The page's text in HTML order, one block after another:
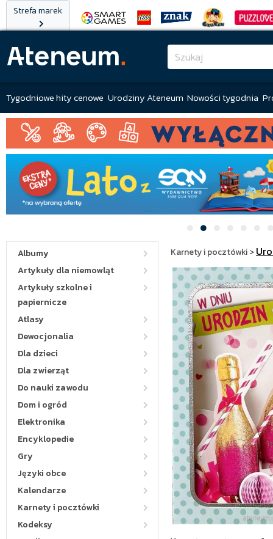
Strefa marek
Tygodniowe hity cenowe Urodziny Ateneum Nowości tygodnia
Albumy
Artykuły dla niemowląt
Artykuły szkolne i
papiernicze
Atlasy
Dewocjonalia
Dla dzieci
Dla zwierząt
Do nauki zawodu
Dom i ogród
Elektronika
Encyklopedie
Gry
Języki obce
Kalendarze
Karnety i pocztówki
Kodeksy
Karnety i pocztówki>